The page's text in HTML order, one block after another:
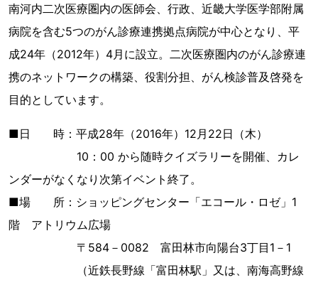
南河内二次医療圏内の医師会、行政、近畿大学医学部附属
病院を含む5つのがん診療連携拠点病院が中心となり、平
成24年（2012年）4月に設立。二次医療圏内のがん診療連
携のネットワークの構築、役割分担、がん検診普及啓発を
目的としています。
■日 時：平成28年（2016年）12月22日（木）
10：00 から随時クイズラリーを開催、カレ
ンダーがなくなり次第イベント終了。
■場 所：ショッピングセンター「エコール・ロゼ」1
階 アトリウム広場
〒584－0082 富田林市向陽台3丁目1－1
（近鉄長野線「富田林駅」又は、南海高野線